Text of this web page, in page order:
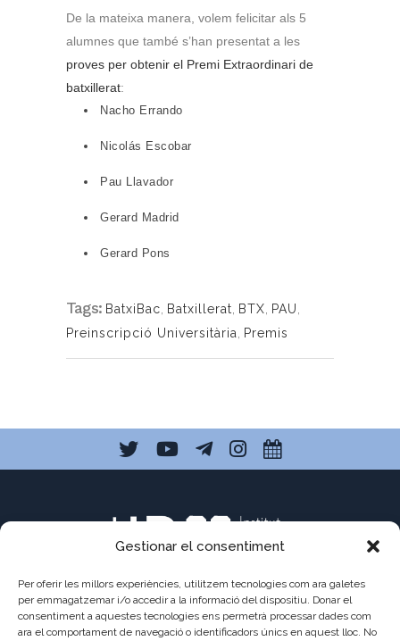
Gestionar el consentiment
Per oferir les millors experiències, utilitzem tecnologies com ara galetes
per emmagatzemar i/o accedir a la informació del dispositiu. Donar el
consentiment a aquestes tecnologies ens permetrà processar dades com
ara el comportament de navegació o identificadors únics en aquest lloc. No
De la mateixa manera, volem felicitar als 5
alumnes que també s’han presentat a les
proves per obtenir el Premi Extraordinari de
batxillerat:
Nacho Errando
Nicolás Escobar
Pau Llavador
Gerard Madrid
Gerard Pons
Tags: BatxiBac Batxillerat BTX PAU
Preinscripció Universitària
Premis
C/ Pau Claris 121